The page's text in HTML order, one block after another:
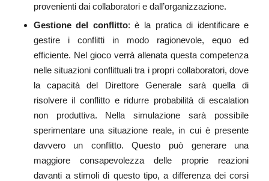
provenienti dai collaboratori e dall’organizzazione.
Gestione del conflitto: è la pratica di identificare e
gestire i conflitti in modo ragionevole, equo ed
efficiente. Nel gioco verrà allenata questa competenza
nelle situazioni conflittuali tra i propri collaboratori, dove
la capacità del Direttore Generale sarà quella di
risolvere il conflitto e ridurre probabilità di escalation
non produttiva. Nella simulazione sarà possibile
sperimentare una situazione reale, in cui è presente
davvero un conflitto. Questo può generare una
maggiore consapevolezza delle proprie reazioni
davanti a stimoli di questo tipo, a differenza dei corsi